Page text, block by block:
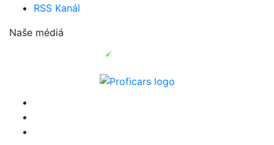
RSS Kanál
Naše médiá